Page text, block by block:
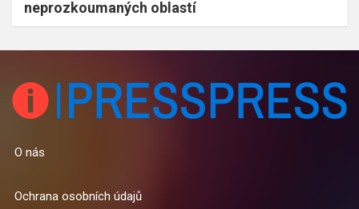
neprozkoumaných oblastí
O nás
Ochrana osobních údajů